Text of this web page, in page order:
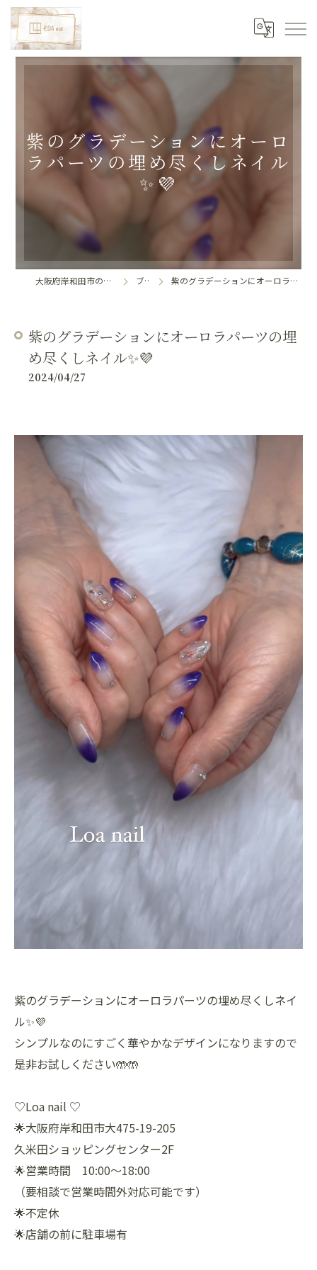
紫のグラデーションにオーロ
ラパーツの埋め尽くしネイル
✨💜
大阪府岸和田市のネイルならLoa nail ブログ 紫のグラデーションにオーロラパーツの埋め尽くしネイル✨💜
紫のグラデーションにオーロラパーツの埋
め尽くしネイル✨💜
2024/04/27
紫のグラデーションにオーロラパーツの埋め尽くしネイ
ル✨💜
シンプルなのにすごく華やかなデザインになりますので
是非お試しください🤲🤲
♡Loa nail ♡
🌟大阪府岸和田市大475-19-205
久米田ショッピングセンター2F
🌟営業時間 10:00〜18:00
（要相談で営業時間外対応可能です）
🌟不定休
🌟店舗の前に駐車場有